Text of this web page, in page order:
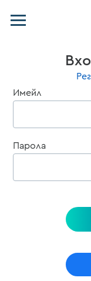
Категории
Имейл
Парола